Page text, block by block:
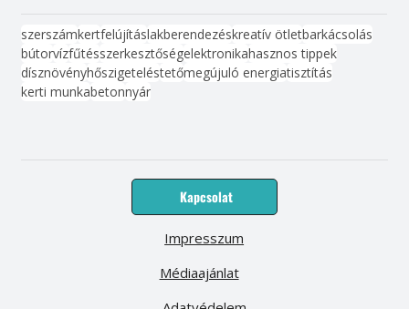
szerszámkertfelújításlakberendezéskreatív ötletbarkácsolás
bútorvízfűtésszerkesztőségelektronikahasznos tippek
dísznövényhőszigeteléstetőmegújuló energiatisztítás
kerti munkabetonnyár
Kapcsolat
Médiaajánlat
Impresszum